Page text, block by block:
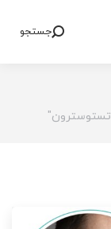
Search:
جستجو